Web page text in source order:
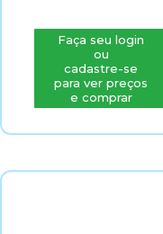
Faça seu login
ou
cadastre-se
para ver preços
e comprar